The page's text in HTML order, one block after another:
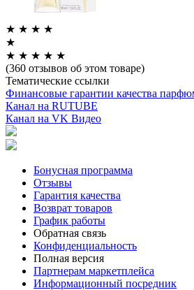
★ ★ ★ ★
★
★ ★ ★ ★ ★
(360 отзывов об этом товаре)
Тематические ссылки
Финансовые гарантии качества
Канал на RUTUBE
Канал на VK Видео
Бонусная программа
Отзывы
Гарантия качества
Возврат товаров
График работы
Обратная связь
Конфиденциальность
Полная версия
Партнерам маркетплейса
Информационный посредник